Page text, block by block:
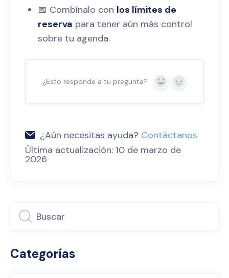
📅 Combínalo con los límites de
reserva para tener aún más control
sobre tu agenda.
¿Esto responde a tu pregunta? Sí No
¿Aún necesitas ayuda? Contáctanos
Última actualización: 10 de marzo de
2026
Categorías